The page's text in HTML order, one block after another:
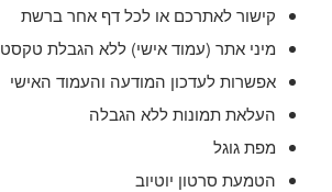
קישור לאתרכם או לכל דף אחר ברשת
מיני אתר (עמוד אישי) ללא הגבלת טקסט
אפשרות לעדכון המודעה והעמוד האישי
העלאת תמונות ללא הגבלה
מפת גוגל
הטמעת סרטון יוטיוב